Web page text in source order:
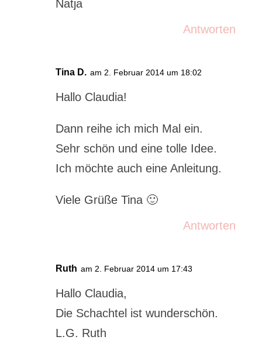
Natja
Antworten
Tina D. am 2. Februar 2014 um 18:02
Hallo Claudia!
Dann reihe ich mich Mal ein.
Sehr schön und eine tolle Idee.
Ich möchte auch eine Anleitung.
Viele Grüße Tina 🙂
Antworten
Ruth am 2. Februar 2014 um 17:43
Hallo Claudia,
Die Schachtel ist wunderschön.
L.G. Ruth